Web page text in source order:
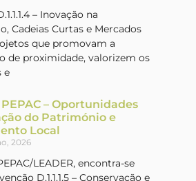
– Inovação na
Cadeias Curtas e Mercados
que promovam a
de proximidade, valorizem os
e
– Oportunidades
do Património e
Local
2026
LEADER, encontra-se
D.1.1.1.5 – Conservação e